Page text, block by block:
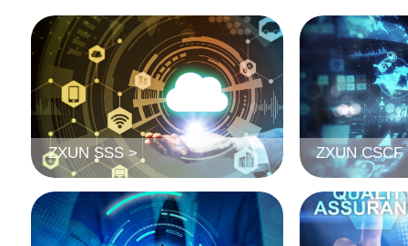
ZXUN SSS > ZXUN CSCF